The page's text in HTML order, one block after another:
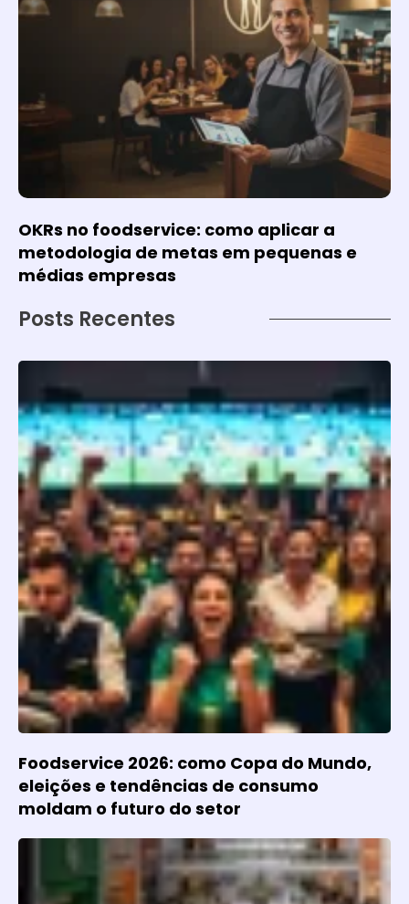
OKRs no foodservice: como aplicar a
metodologia de metas em pequenas e
médias empresas
Posts Recentes
Foodservice 2026: como Copa do Mundo,
eleições e tendências de consumo
moldam o futuro do setor